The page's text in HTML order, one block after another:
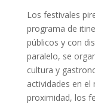
Los festivales
programa de
públicos y con
paralelo, se
cultura y
actividades en
proximidad, los